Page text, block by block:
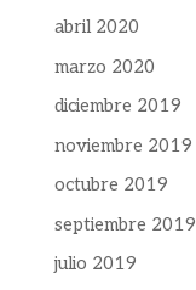
abril 2020
marzo 2020
diciembre 2019
noviembre 2019
octubre 2019
septiembre 2019
julio 2019